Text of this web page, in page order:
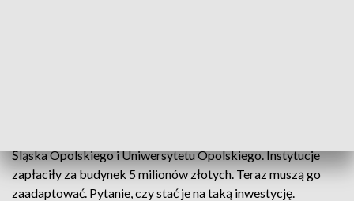
Śląska Opolskiego i Uniwersytetu Opolskiego. Instytucje
zapłaciły za budynek 5 milionów złotych. Teraz muszą go
zaadaptować. Pytanie, czy stać je na taką inwestycję.